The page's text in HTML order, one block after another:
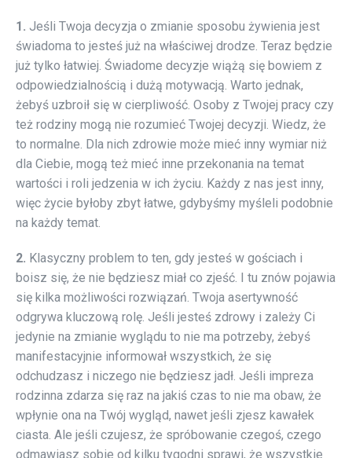
1. Jeśli Twoja decyzja o zmianie sposobu żywienia jest
świadoma to jesteś już na właściwej drodze. Teraz będzie
już tylko łatwiej. Świadome decyzje wiążą się bowiem z
odpowiedzialnością i dużą motywacją. Warto jednak,
żebyś uzbroił się w cierpliwość. Osoby z Twojej pracy czy
też rodziny mogą nie rozumieć Twojej decyzji. Wiedz, że
to normalne. Dla nich zdrowie może mieć inny wymiar niż
dla Ciebie, mogą też mieć inne przekonania na temat
wartości i roli jedzenia w ich życiu. Każdy z nas jest inny,
więc życie byłoby zbyt łatwe, gdybyśmy myśleli podobnie
na każdy temat.
2. Klasyczny problem to ten, gdy jesteś w gościach i
boisz się, że nie będziesz miał co zjeść. I tu znów pojawia
się kilka możliwości rozwiązań. Twoja asertywność
odgrywa kluczową rolę. Jeśli jesteś zdrowy i zależy Ci
jedynie na zmianie wyglądu to nie ma potrzeby, żebyś
manifestacyjnie informował wszystkich, że się
odchudzasz i niczego nie będziesz jadł. Jeśli impreza
rodzinna zdarza się raz na jakiś czas to nie ma obaw, że
wpłynie ona na Twój wygląd, nawet jeśli zjesz kawałek
ciasta. Ale jeśli czujesz, że spróbowanie czegoś, czego
odmawiasz sobie od kilku tygodni sprawi, że wszystkie